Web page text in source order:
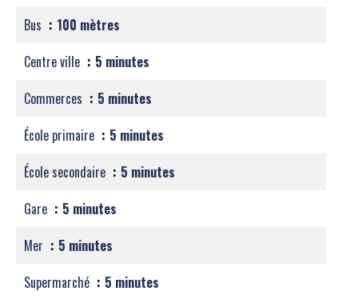
Bus
100 mètres
Centre ville
5 minutes
Commerces
5 minutes
École primaire
5 minutes
École secondaire
5 minutes
Gare
5 minutes
Mer
5 minutes
Supermarché
5 minutes